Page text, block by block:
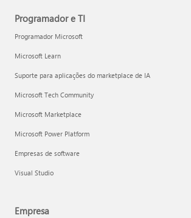
Programador e TI
Programador Microsoft
Microsoft Learn
Suporte para aplicações do marketplace de IA
Microsoft Tech Community
Microsoft Marketplace
Microsoft Power Platform
Empresas de software
Visual Studio
Empresa